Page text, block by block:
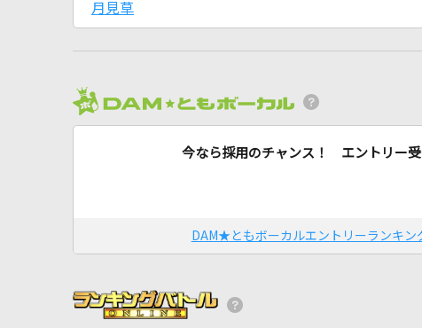
月見草
今なら採用のチャンス！ エントリー
DAM★ともボーカルエントリーランキン